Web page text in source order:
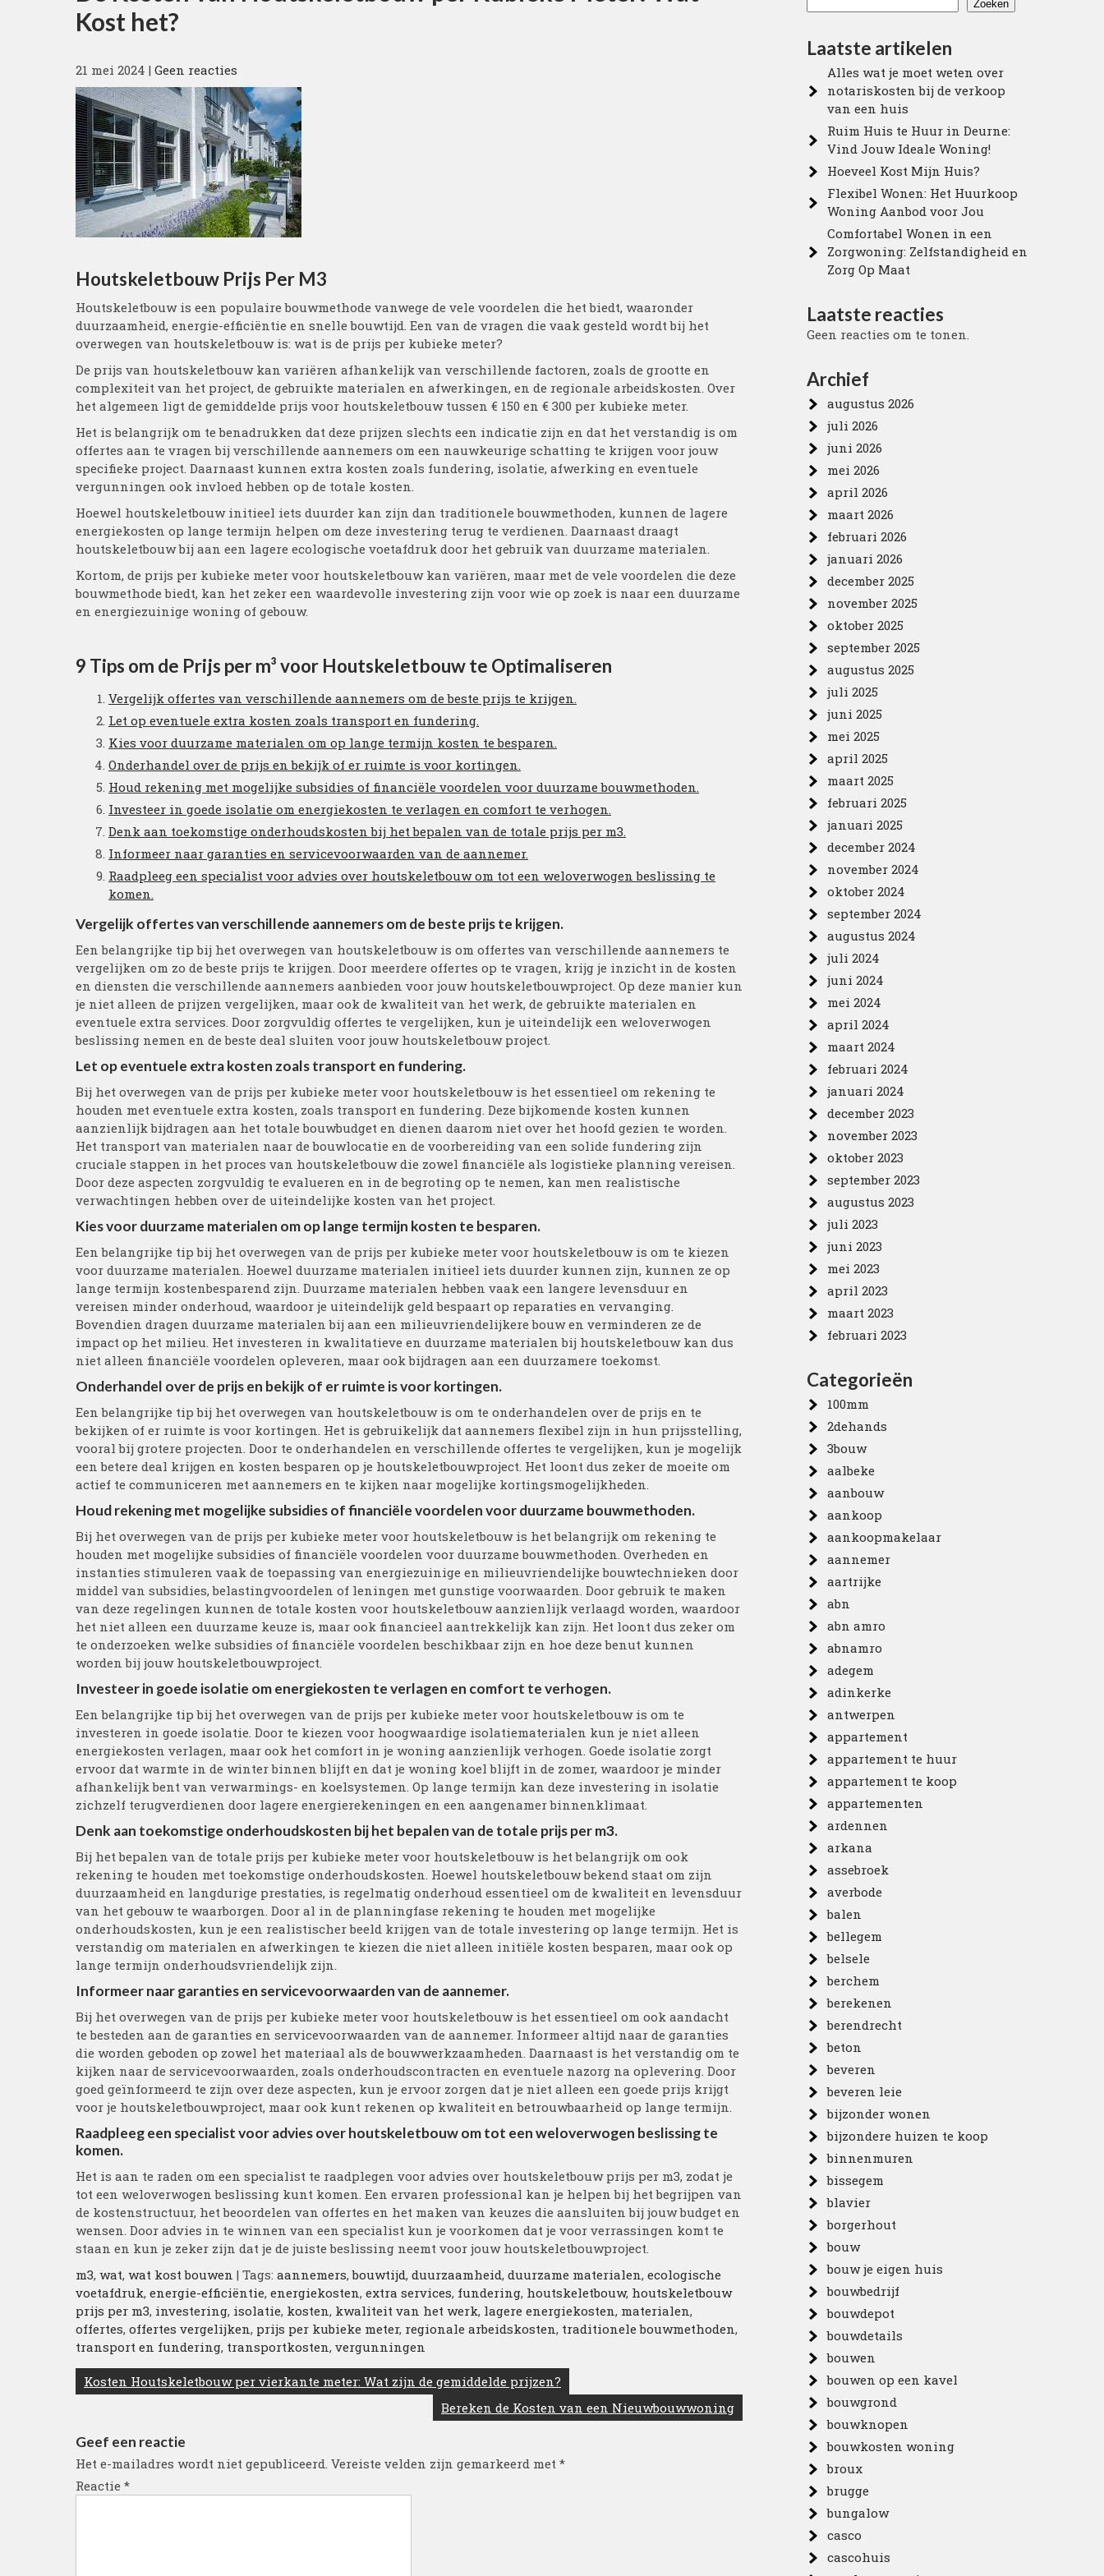
Kost het?
21 mei 2024 | Geen reacties
Houtskeletbouw Prijs Per M3
Houtskeletbouw is een populaire bouwmethode vanwege de vele voordelen die het biedt, waaronder
duurzaamheid, energie-efficiëntie en snelle bouwtijd. Een van de vragen die vaak gesteld wordt bij het
overwegen van houtskeletbouw is: wat is de prijs per kubieke meter?
De prijs van houtskeletbouw kan variëren afhankelijk van verschillende factoren, zoals de grootte en
complexiteit van het project, de gebruikte materialen en afwerkingen, en de regionale arbeidskosten. Over
het algemeen ligt de gemiddelde prijs voor houtskeletbouw tussen € 150 en € 300 per kubieke meter.
Het is belangrijk om te benadrukken dat deze prijzen slechts een indicatie zijn en dat het verstandig is om
offertes aan te vragen bij verschillende aannemers om een nauwkeurige schatting te krijgen voor jouw
specifieke project. Daarnaast kunnen extra kosten zoals fundering, isolatie, afwerking en eventuele
vergunningen ook invloed hebben op de totale kosten.
Hoewel houtskeletbouw initieel iets duurder kan zijn dan traditionele bouwmethoden, kunnen de lagere
energiekosten op lange termijn helpen om deze investering terug te verdienen. Daarnaast draagt
houtskeletbouw bij aan een lagere ecologische voetafdruk door het gebruik van duurzame materialen.
Kortom, de prijs per kubieke meter voor houtskeletbouw kan variëren, maar met de vele voordelen die deze
bouwmethode biedt, kan het zeker een waardevolle investering zijn voor wie op zoek is naar een duurzame
en energiezuinige woning of gebouw.
9 Tips om de Prijs per m³ voor Houtskeletbouw te Optimaliseren
Vergelijk offertes van verschillende aannemers om de beste prijs te krijgen.
Let op eventuele extra kosten zoals transport en fundering.
Kies voor duurzame materialen om op lange termijn kosten te besparen.
Onderhandel over de prijs en bekijk of er ruimte is voor kortingen.
Houd rekening met mogelijke subsidies of financiële voordelen voor duurzame bouwmethoden.
Investeer in goede isolatie om energiekosten te verlagen en comfort te verhogen.
Denk aan toekomstige onderhoudskosten bij het bepalen van de totale prijs per m3.
Informeer naar garanties en servicevoorwaarden van de aannemer.
Raadpleeg een specialist voor advies over houtskeletbouw om tot een weloverwogen beslissing te
komen.
Vergelijk offertes van verschillende aannemers om de beste prijs te krijgen.
Een belangrijke tip bij het overwegen van houtskeletbouw is om offertes van verschillende aannemers te
vergelijken om zo de beste prijs te krijgen. Door meerdere offertes op te vragen, krijg je inzicht in de kosten
en diensten die verschillende aannemers aanbieden voor jouw houtskeletbouwproject. Op deze manier kun
je niet alleen de prijzen vergelijken, maar ook de kwaliteit van het werk, de gebruikte materialen en
eventuele extra services. Door zorgvuldig offertes te vergelijken, kun je uiteindelijk een weloverwogen
beslissing nemen en de beste deal sluiten voor jouw houtskeletbouw project.
Let op eventuele extra kosten zoals transport en fundering.
Bij het overwegen van de prijs per kubieke meter voor houtskeletbouw is het essentieel om rekening te
houden met eventuele extra kosten, zoals transport en fundering. Deze bijkomende kosten kunnen
aanzienlijk bijdragen aan het totale bouwbudget en dienen daarom niet over het hoofd gezien te worden.
Het transport van materialen naar de bouwlocatie en de voorbereiding van een solide fundering zijn
cruciale stappen in het proces van houtskeletbouw die zowel financiële als logistieke planning vereisen.
Door deze aspecten zorgvuldig te evalueren en in de begroting op te nemen, kan men realistische
verwachtingen hebben over de uiteindelijke kosten van het project.
Kies voor duurzame materialen om op lange termijn kosten te besparen.
Een belangrijke tip bij het overwegen van de prijs per kubieke meter voor houtskeletbouw is om te kiezen
voor duurzame materialen. Hoewel duurzame materialen initieel iets duurder kunnen zijn, kunnen ze op
lange termijn kostenbesparend zijn. Duurzame materialen hebben vaak een langere levensduur en
vereisen minder onderhoud, waardoor je uiteindelijk geld bespaart op reparaties en vervanging.
Bovendien dragen duurzame materialen bij aan een milieuvriendelijkere bouw en verminderen ze de
impact op het milieu. Het investeren in kwalitatieve en duurzame materialen bij houtskeletbouw kan dus
niet alleen financiële voordelen opleveren, maar ook bijdragen aan een duurzamere toekomst.
Onderhandel over de prijs en bekijk of er ruimte is voor kortingen.
Een belangrijke tip bij het overwegen van houtskeletbouw is om te onderhandelen over de prijs en te
bekijken of er ruimte is voor kortingen. Het is gebruikelijk dat aannemers flexibel zijn in hun prijsstelling,
vooral bij grotere projecten. Door te onderhandelen en verschillende offertes te vergelijken, kun je mogelijk
een betere deal krijgen en kosten besparen op je houtskeletbouwproject. Het loont dus zeker de moeite om
actief te communiceren met aannemers en te kijken naar mogelijke kortingsmogelijkheden.
Houd rekening met mogelijke subsidies of financiële voordelen voor duurzame bouwmethoden.
Bij het overwegen van de prijs per kubieke meter voor houtskeletbouw is het belangrijk om rekening te
houden met mogelijke subsidies of financiële voordelen voor duurzame bouwmethoden. Overheden en
instanties stimuleren vaak de toepassing van energiezuinige en milieuvriendelijke bouwtechnieken door
middel van subsidies, belastingvoordelen of leningen met gunstige voorwaarden. Door gebruik te maken
van deze regelingen kunnen de totale kosten voor houtskeletbouw aanzienlijk verlaagd worden, waardoor
het niet alleen een duurzame keuze is, maar ook financieel aantrekkelijk kan zijn. Het loont dus zeker om
te onderzoeken welke subsidies of financiële voordelen beschikbaar zijn en hoe deze benut kunnen
worden bij jouw houtskeletbouwproject.
Investeer in goede isolatie om energiekosten te verlagen en comfort te verhogen.
Een belangrijke tip bij het overwegen van de prijs per kubieke meter voor houtskeletbouw is om te
investeren in goede isolatie. Door te kiezen voor hoogwaardige isolatiematerialen kun je niet alleen
energiekosten verlagen, maar ook het comfort in je woning aanzienlijk verhogen. Goede isolatie zorgt
ervoor dat warmte in de winter binnen blijft en dat je woning koel blijft in de zomer, waardoor je minder
afhankelijk bent van verwarmings- en koelsystemen. Op lange termijn kan deze investering in isolatie
zichzelf terugverdienen door lagere energierekeningen en een aangenamer binnenklimaat.
Denk aan toekomstige onderhoudskosten bij het bepalen van de totale prijs per m3.
Bij het bepalen van de totale prijs per kubieke meter voor houtskeletbouw is het belangrijk om ook
rekening te houden met toekomstige onderhoudskosten. Hoewel houtskeletbouw bekend staat om zijn
duurzaamheid en langdurige prestaties, is regelmatig onderhoud essentieel om de kwaliteit en levensduur
van het gebouw te waarborgen. Door al in de planningfase rekening te houden met mogelijke
onderhoudskosten, kun je een realistischer beeld krijgen van de totale investering op lange termijn. Het is
verstandig om materialen en afwerkingen te kiezen die niet alleen initiële kosten besparen, maar ook op
lange termijn onderhoudsvriendelijk zijn.
Informeer naar garanties en servicevoorwaarden van de aannemer.
Bij het overwegen van de prijs per kubieke meter voor houtskeletbouw is het essentieel om ook aandacht
te besteden aan de garanties en servicevoorwaarden van de aannemer. Informeer altijd naar de garanties
die worden geboden op zowel het materiaal als de bouwwerkzaamheden. Daarnaast is het verstandig om te
kijken naar de servicevoorwaarden, zoals onderhoudscontracten en eventuele nazorg na oplevering. Door
goed geïnformeerd te zijn over deze aspecten, kun je ervoor zorgen dat je niet alleen een goede prijs krijgt
voor je houtskeletbouwproject, maar ook kunt rekenen op kwaliteit en betrouwbaarheid op lange termijn.
Raadpleeg een specialist voor advies over houtskeletbouw om tot een weloverwogen beslissing te
komen.
Het is aan te raden om een specialist te raadplegen voor advies over houtskeletbouw prijs per m3, zodat je
tot een weloverwogen beslissing kunt komen. Een ervaren professional kan je helpen bij het begrijpen van
de kostenstructuur, het beoordelen van offertes en het maken van keuzes die aansluiten bij jouw budget en
wensen. Door advies in te winnen van een specialist kun je voorkomen dat je voor verrassingen komt te
staan en kun je zeker zijn dat je de juiste beslissing neemt voor jouw houtskeletbouwproject.
m3, wat, wat kost bouwen | Tags: aannemers,bouwtijd, duurzaamheid, duurzame materialen, ecologische
voetafdruk, energie-efficiëntie, energiekosten, extra services, fundering, houtskeletbouw, houtskeletbouw
prijs per m3, investering, isolatie, kosten, kwaliteit van het werk, lagere energiekosten, materialen,
offertes, offertes vergelijken, prijs per kubieke meter, regionale arbeidskosten, traditionele bouwmethoden,
transport en fundering, transportkosten, vergunningen
Berichtnavigatie
Kosten Houtskeletbouw per vierkante meter: Wat zijn de gemiddelde prijzen?
Bereken de Kosten van een Nieuwbouwwoning
Geef een reactie
Het e-mailadres wordt niet gepubliceerd. Vereiste velden zijn gemarkeerd met *
Reactie *
Zoeken
Laatste artikelen
Alles wat je moet weten over
notariskosten bij de verkoop
van een huis
Ruim Huis te Huur in Deurne:
Vind Jouw Ideale Woning!
Hoeveel Kost Mijn Huis?
Flexibel Wonen: Het Huurkoop
Woning Aanbod voor Jou
Comfortabel Wonen in een
Zorgwoning: Zelfstandigheid en
Zorg Op Maat
Laatste reacties
Geen reacties om te tonen.
Archief
augustus 2026
juli 2026
juni 2026
mei 2026
april 2026
maart 2026
februari 2026
januari 2026
december 2025
november 2025
oktober 2025
september 2025
augustus 2025
juli 2025
juni 2025
mei 2025
april 2025
maart 2025
februari 2025
januari 2025
december 2024
november 2024
oktober 2024
september 2024
augustus 2024
juli 2024
juni 2024
mei 2024
april 2024
maart 2024
februari 2024
januari 2024
december 2023
november 2023
oktober 2023
september 2023
augustus 2023
juli 2023
juni 2023
mei 2023
april 2023
maart 2023
februari 2023
Categorieën
100mm
2dehands
3bouw
aalbeke
aanbouw
aankoop
aankoopmakelaar
aannemer
aartrijke
abn
abn amro
abnamro
adegem
adinkerke
antwerpen
appartement
appartement te huur
appartement te koop
appartementen
ardennen
arkana
assebroek
averbode
balen
bellegem
belsele
berchem
berekenen
berendrecht
beton
beveren
beveren leie
bijzonder wonen
bijzondere huizen te koop
binnenmuren
bissegem
blavier
borgerhout
bouw
bouw je eigen huis
bouwbedrijf
bouwdepot
bouwdetails
bouwen
bouwen op een kavel
bouwgrond
bouwknopen
bouwkosten woning
broux
brugge
bungalow
casco
cascohuis